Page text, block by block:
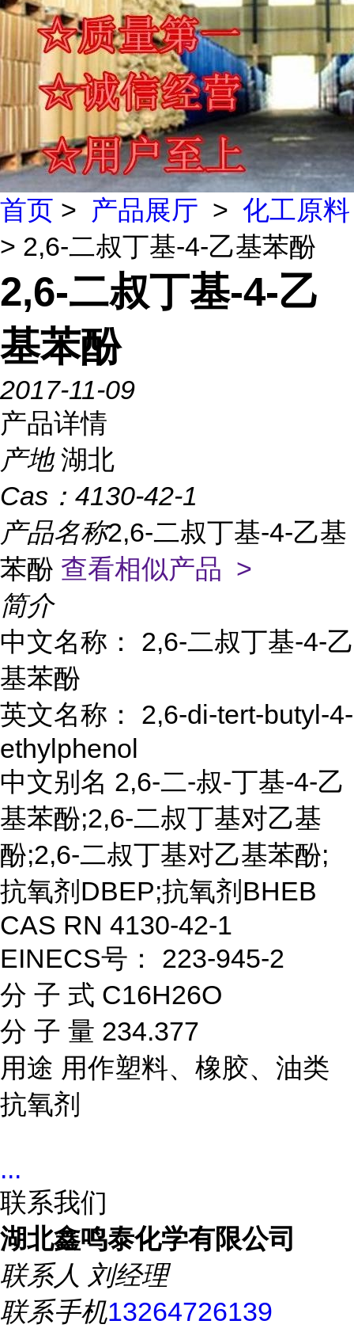
首页 > 产品展厅 > 化工原料
> 2,6-二叔丁基-4-乙基苯酚
2,6-二叔丁基-4-乙
基苯酚
2017-11-09
产品详情
产地 湖北
Cas： 4130-42-1
产品名称2,6-二叔丁基-4-乙基
苯酚 查看相似产品 >
简介
中文名称： 2,6-二叔丁基-4-乙
基苯酚
英文名称： 2,6-di-tert-butyl-4-
ethylphenol
中文别名 2,6-二-叔-丁基-4-乙
基苯酚;2,6-二叔丁基对乙基
酚;2,6-二叔丁基对乙基苯酚;
抗氧剂DBEP;抗氧剂BHEB
CAS RN 4130-42-1
EINECS号： 223-945-2
分 子 式 C16H26O
分 子 量 234.377
用途 用作塑料、橡胶、油类
抗氧剂
...
联系我们
湖北鑫鸣泰化学有限公司
联系人 刘经理
联系手机13264726139